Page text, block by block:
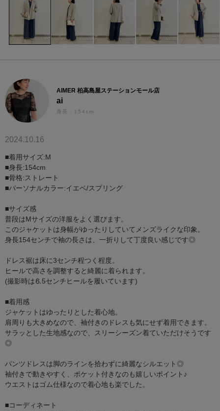
AIMER 柏高島屋ステーションモール店
ai
身長：154cm
2024.10.16
■着用サイズ:M
■身長:154cm
■骨格:ストレート
■パーソナルカラー:イエベ/スプリング
■サイズ感
普段はMサイズの洋服をよく選びます。
このジャケットは身幅がゆったりしていてメンズライクな印象。
身長154センチで袖の長さは、一折りして丁度良い感じです◎
ドレス裾は床に3センチ程つく程度。
ヒールで高さを調整すると綺麗に着られます。
(撮影時は⒍5センチヒールを履いています)
■着用感
ジャケットはゆったりとした着心地。
肩周りも大きめなので、袖付きのドレスも気にせず着用できます。
サラッとした生地感なので、スリーシーズン着ていただけそうです
◎
パンツドレスは脚のラインを拾わずに綺麗なシルエット◎
袖付きで動きやすく、ポケット付きなのも嬉しいポイント♪
ウエストはゴム仕様なので着心地も楽でした。
■コーディネート